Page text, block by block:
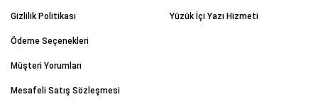
Gizlilik Politikası
Ödeme Seçenekleri
Müşteri Yorumları
Mesafeli Satış Sözleşmesi
Yüzük İçi Yazı Hizmeti